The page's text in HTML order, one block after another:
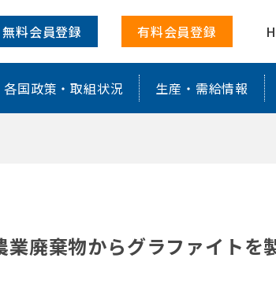
特化した情報を配信
無料会員登録 有料会員登録
各国政策・取組状況 生産・需給情報
廃棄物からグラファイトを